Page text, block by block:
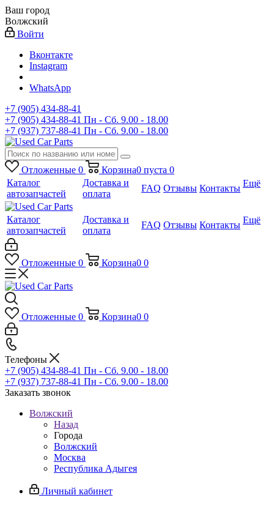
Ваш город
Волжский
Войти
Вконтакте
Instagram
WhatsApp
+7 (905) 434-88-41
+7 (905) 434-88-41 Пн - Сб. 9.00 - 18.00
+7 (937) 737-88-41 Пн - Сб. 9.00 - 18.00
Отложенные 0 Корзина0 пуста 0
Каталог
автозапчастей
Доставка и
оплата
FAQ Отзывы Контакты Ещё
Каталог
автозапчастей
Доставка и
оплата
FAQ Отзывы Контакты Ещё
Отложенные 0 Корзина0 0
Отложенные 0 Корзина0 0
Телефоны
+7 (905) 434-88-41 Пн - Сб. 9.00 - 18.00
+7 (937) 737-88-41 Пн - Сб. 9.00 - 18.00
Заказать звонок
Волжский
Назад
Города
Волжский
Москва
Республика Адыгея
Личный кабинет